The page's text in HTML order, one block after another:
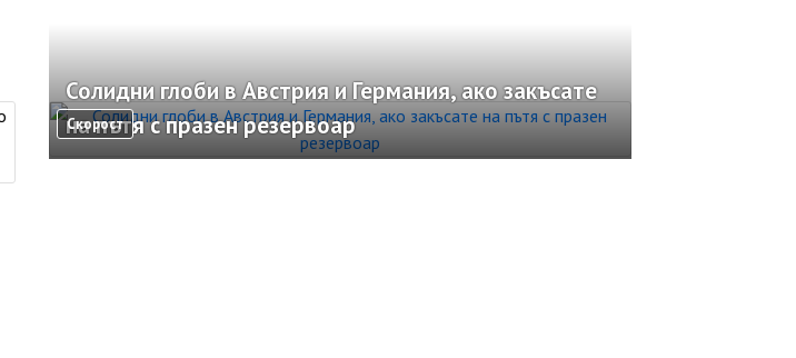
Скорост
Солидни глоби в Австрия и Германия, ако закъсате
на пътя с празен резервоар